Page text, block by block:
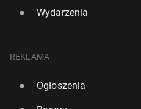
Wydarzenia
REKLAMA
Ogłoszenia